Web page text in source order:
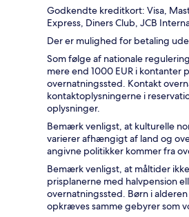
Godkendte kreditkort: Visa,
Express, Diners Club, JCB
Der er mulighed for betaling
Som følge af nationale
mere end 1000 EUR i kontanter
overnatningssted. Kontakt
kontaktoplysningerne i
oplysninger.
Bemærk venligst, at kulturelle
varierer afhængigt af land og
angivne politikker kommer fra
Bemærk venligst, at måltider
prisplanerne med halvpension
overnatningssted. Børn i
opkræves samme gebyrer som